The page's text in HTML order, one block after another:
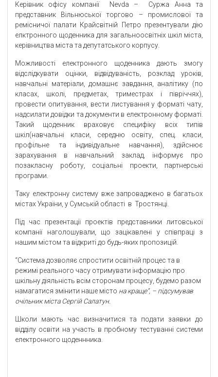
Керівник офісу компанії Nevda – Суржа Анна та
представник Вільнюської торгово – промислової та
ремісничої палати Крайсвітній Петро презентували дію
елктронного щоденника для загальноосвітніх шкіл міста,
керівництва міста та депутатського корпусу.
Можливості електронного щоденника дають змогу
відслідкувати оцінки, відвідуваність, розклад уроків,
навчальні матеріали, домашнє завдання, аналітику (по
класах, школі, предметах, триместрах і півріччях),
провести опитування, вести листування у форматі чату,
надсилати довідки та документи в електронному форматі.
Такий щоденник враховує специфіку всіх типів
шкіл(навчальні класи, середню освіту, спец. класи,
профільне та індивідуальне навчання), здійснює
зарахування в навчальний заклад, інформує про
позакласну роботу, соціальні проекти, партнерські
програми.
Таку електронну систему вже запроваджено в багатьох
містах України, у Сумській області в Тростянці.
Під час презентації проектів представники литовської
компанії наголошували, що зацікавлені у співпраці з
нашим містом та відкриті до будь-яких пропозицій.
“Система дозволяє спростити освітній процес та в
режимі реального часу отримувати інформацію про
шкільну діяльність всім сторонам процесу, будемо разом
намагатися змінити наше місто на краще”, – підсумував
очільник міста Сергій Салатун.
Школи мають час визначитися та подати заявки до
відділу освіти на участь в пробному тестуванні системи
електронного щоденнника.